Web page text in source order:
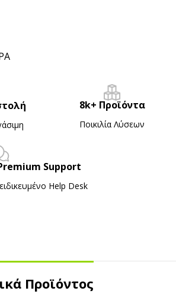
8k+ Προϊόντα
Ποικιλία Λύσεων
Support
Ηelp Desk
Προϊόντος